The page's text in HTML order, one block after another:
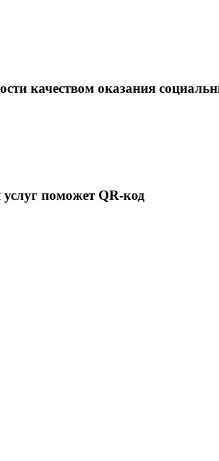
качеством оказания
услуг поможет QR-код